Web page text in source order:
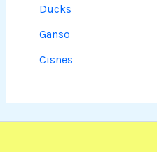
Ducks
Ganso
Cisnes